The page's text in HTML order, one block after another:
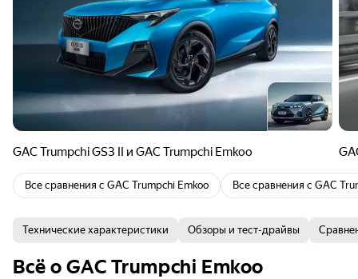
GAC Trumpchi GS3 II и GAC Trumpchi Emkoo
Все сравнения с GAC Trumpchi Emkoo Все сравнения с GAC
Технические характеристики Обзоры и тест-драйвы
Всё о GAC Trumpchi Emkoo